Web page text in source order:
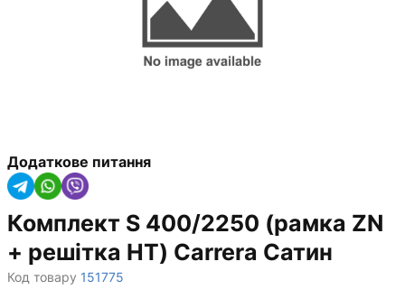
Додаткове питання
Комплект S 400/2250 (рамка ZN
+ решітка НТ) Carrera Сатин
Код товару 151775